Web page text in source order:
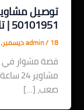
50101951 | تاكسي السالمية الأسرع
admin/18 ديسمبر، 2025
قصة مشوار في
صعب، […]